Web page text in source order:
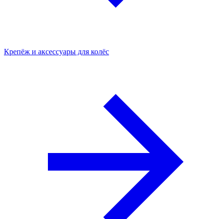
Крепёж и аксессуары для колёс